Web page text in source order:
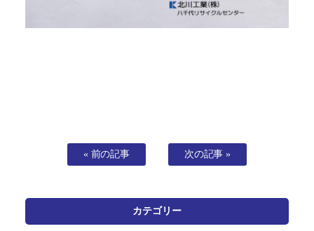
« 前の記事 次の記事 »
カテゴリー